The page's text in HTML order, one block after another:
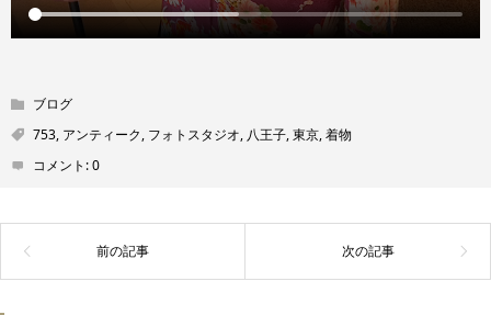
ブログ
753, アンティーク, フォトスタジオ, 八王子,東京,着物
コメント:0